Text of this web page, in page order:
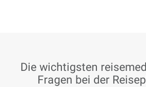
Die wichtigsten
Fragen bei der